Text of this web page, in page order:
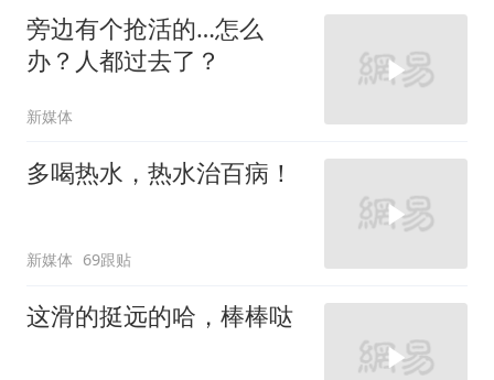
旁边有个抢活的…怎么
办？人都过去了？
新媒体
多喝热水，热水治百病！
新媒体 69跟贴
这滑的挺远的哈，棒棒哒